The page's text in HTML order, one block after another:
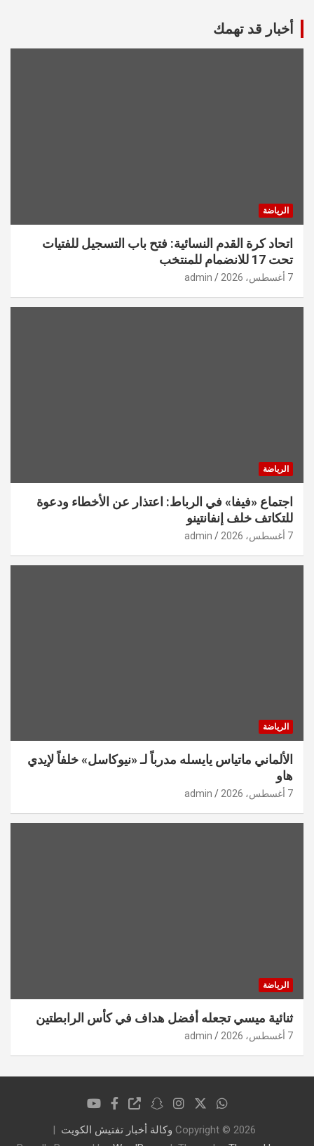
أخبار قد تهمك
الرياضة
اتحاد كرة القدم النسائية: فتح باب التسجيل للفتيات
تحت 17 للانضمام للمنتخب
7 أغسطس، 2026 admin
الرياضة
اجتماع «فيفا» في الرباط: اعتذار عن الأخطاء ودعوة
للتكاتف خلف إنفانتينو
7 أغسطس، 2026 admin
الرياضة
الألماني ماتياس يايسله مدرباً لـ «نيوكاسل» خلفاً لإيدي
هاو
7 أغسطس، 2026 admin
الرياضة
ثنائية ميسي تجعله أفضل هداف في كأس الرابطتين
7 أغسطس، 2026 admin
Copyright © 2026 وكالة أخبار تفتيش الكويت